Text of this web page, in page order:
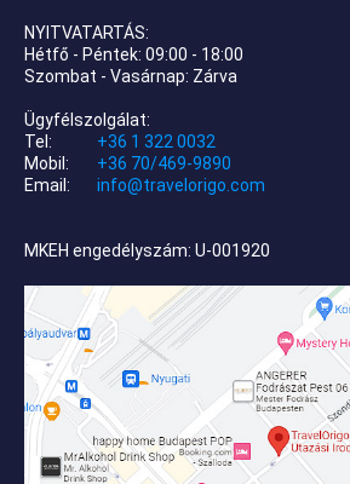
NYITVATARTÁS:
Hétfő - Péntek: 09:00 - 18:00
Szombat - Vasárnap: Zárva
Ügyfélszolgálat:
Tel:
+36 1 322 0032
Mobil:
+36 70/469-9890
Email:
info@travelorigo.com
MKEH engedélyszám: U-001920